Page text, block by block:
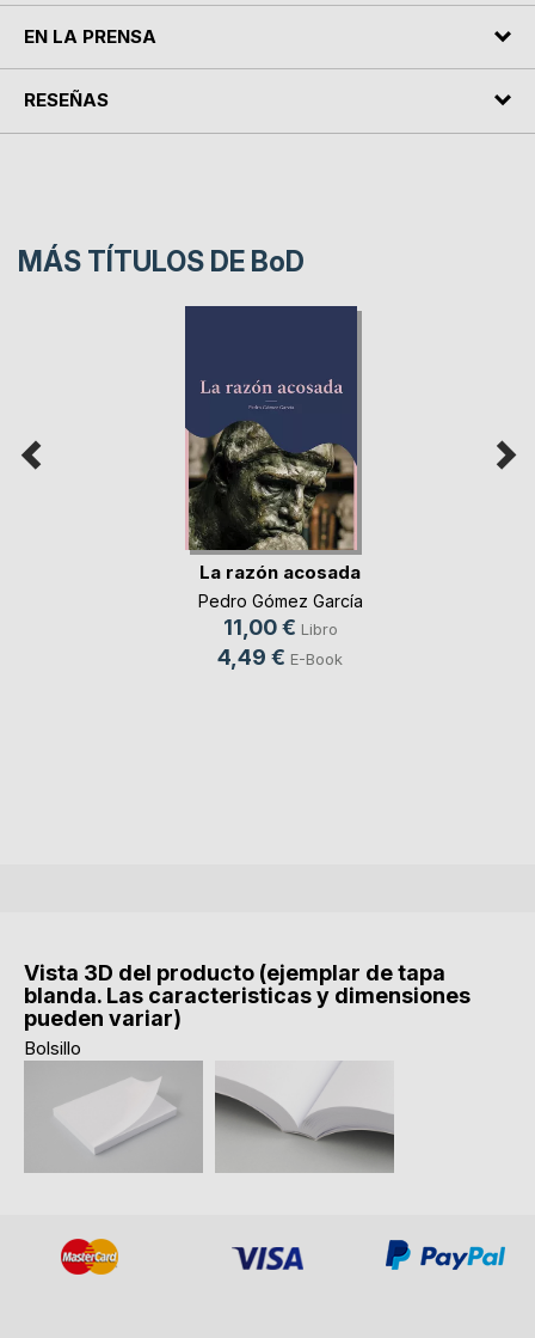
EN LA PRENSA
RESEÑAS
MÁS TÍTULOS DE BoD
La razón acosada
Pedro Gómez García
11,00 € Libro
4,49 € E-Book
Vista 3D del producto (ejemplar de tapa
blanda. Las caracteristicas y dimensiones
pueden variar)
Bolsillo